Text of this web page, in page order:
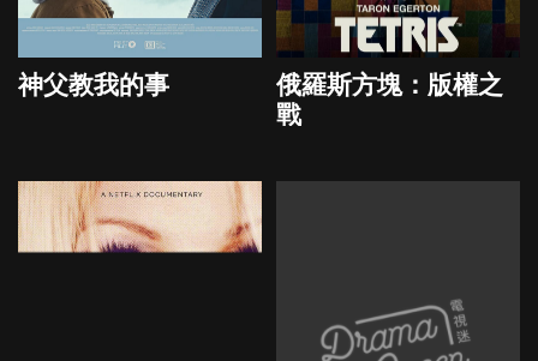
神父教我的事
俄羅斯方塊：版權之
戰